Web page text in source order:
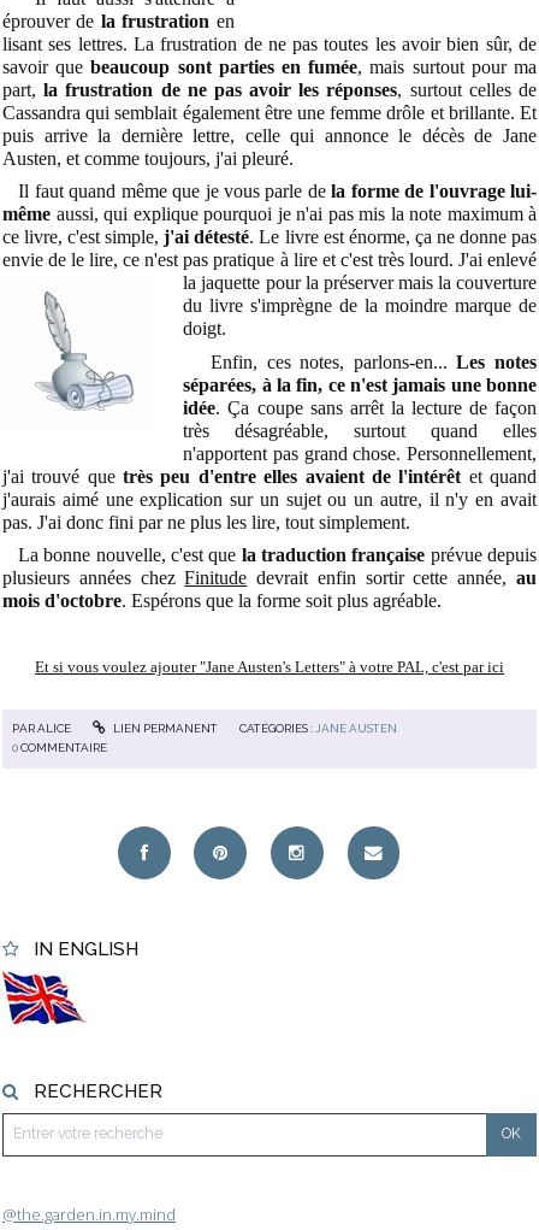
éprouver de la frustration en
lisant ses lettres. La frustration de ne pas toutes les avoir bien sûr, de
savoir quebeaucoup sont parties en fumée, mais surtout pour ma
part,la frustration de ne pas avoir les réponses, surtout celles de
Cassandra qui semblait également être une femme drôle et brillante. Et
puis arrive la dernière lettre, celle qui annonce le décès de Jane
Austen, et comme toujours, j'ai pleuré.
Il faut quand même que je vous parle dela forme de l'ouvrage lui-
même aussi, qui explique pourquoi je n'ai pas mis la note maximum à
ce livre, c'est simple,j'ai détesté. Le livre est énorme, ça ne donne pas
envie de le lire, ce n'est pas pratique à lire et c'est très lourd. J'ai enlevé
la jaquette pour la préserver mais la couverture
du livre s'imprègne de la moindre marque de
doigt.
Enfin, ces notes, parlons-en...Les notes
séparées, à la fin, ce n'est jamais une bonne
idée. Ça coupe sans arrêt la lecture de façon
très désagréable, surtout quand elles
n'apportent pas grand chose. Personnellement,
j'ai trouvé quetrès peu d'entre elles avaient de l'intérêt et quand
j'aurais aimé une explication sur un sujet ou un autre, il n'y en avait
pas. J'ai donc fini par ne plus les lire, tout simplement.
La bonne nouvelle, c'est que la traduction française prévue depuis
plusieurs années chezFinitude devrait enfin sortir cette année,au
mois d'octobre. Espérons que la forme soit plus agréable.
Et si vous voulez ajouter "Jane Austen's Letters" à votre PAL, c'est par ici
PARALICE LIEN PERMANENT CATÉGORIES :JANE AUSTEN
0COMMENTAIRE
IN ENGLISH
RECHERCHER
@the.garden.in.my.mind